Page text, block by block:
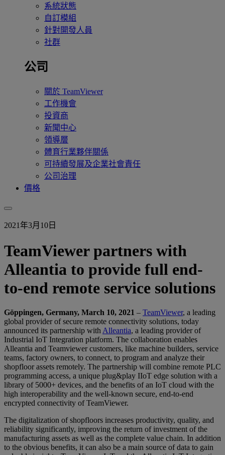
系統狀態
自訂模組
針對開發人員
社群
公司
關於 TeamViewer
工作機會
投資商
新聞中心
領導層
體育行業夥伴關係
可持續發展及企業社會責任
公司治理
價格
2021年3月10日
TeamViewer partners with
Alleantia to provide full end-
to-end remote service solutions
Göppingen, Germany, March 10, 2021 – TeamViewer, a leading
global provider of secure remote connectivity solutions, today
announced its partnership with Alleantia, a leading provider of
Industrial IoT Integration platform. The collaboration enables
Alleantia and Teamviewer customers, like machine builders, service
teams, factory owners, to connect, to program and analyze their
shopfloor assets remotely. The partnership will combine remote PLC
programming access, a unique plug&play IIoT edge solution with a
library of 5000+ devices, and the benefits of an IoT cloud with the
high interoperability and the well-known secure, end-to-end
encrypted connectivity of TeamViewer.
The digitalization of shopfloors increases productivity, quality, and
reliability significantly, improving the return of investment of the
manufacturing assets as well as the complete value chain. In addition
to the obvious benefits, it can also be a main source of data to gain